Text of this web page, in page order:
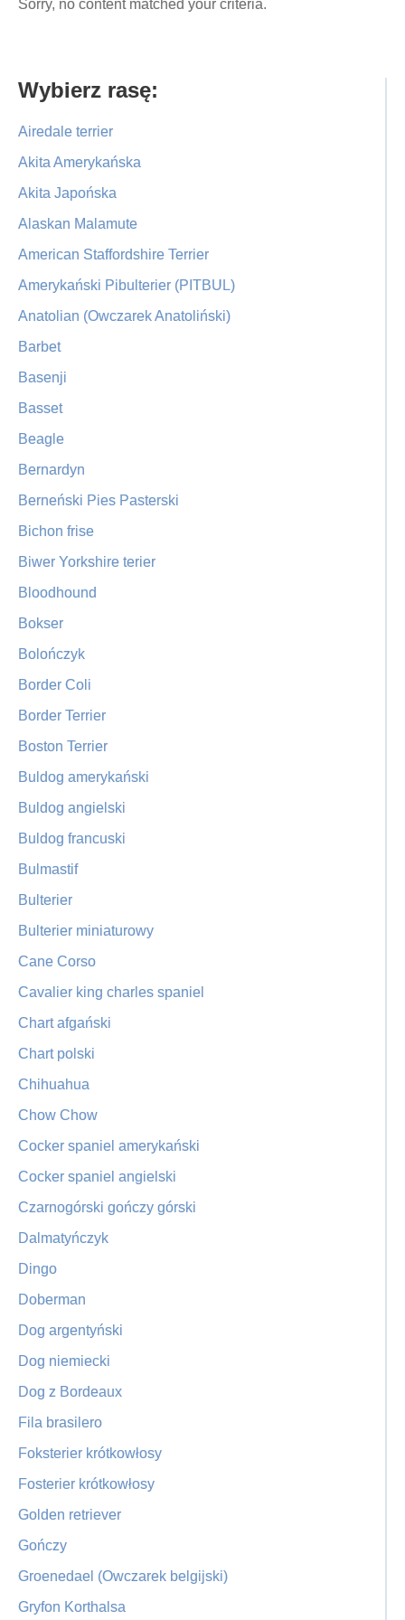
Sorry, no content matched your criteria.
Primary
Sidebar
Wybierz rasę:
Airedale terrier
Akita Amerykańska
Akita Japońska
Alaskan Malamute
American Staffordshire Terrier
Amerykański Pibulterier (PITBUL)
Anatolian (Owczarek Anatoliński)
Barbet
Basenji
Basset
Beagle
Bernardyn
Berneński Pies Pasterski
Bichon frise
Biwer Yorkshire terier
Bloodhound
Bokser
Bolończyk
Border Coli
Border Terrier
Boston Terrier
Buldog amerykański
Buldog angielski
Buldog francuski
Bulmastif
Bulterier
Bulterier miniaturowy
Cane Corso
Cavalier king charles spaniel
Chart afgański
Chart polski
Chihuahua
Chow Chow
Cocker spaniel amerykański
Cocker spaniel angielski
Czarnogórski gończy górski
Dalmatyńczyk
Dingo
Doberman
Dog argentyński
Dog niemiecki
Dog z Bordeaux
Fila brasilero
Foksterier krótkowłosy
Fosterier krótkowłosy
Golden retriever
Gończy
Groenedael (Owczarek belgijski)
Gryfon Korthalsa